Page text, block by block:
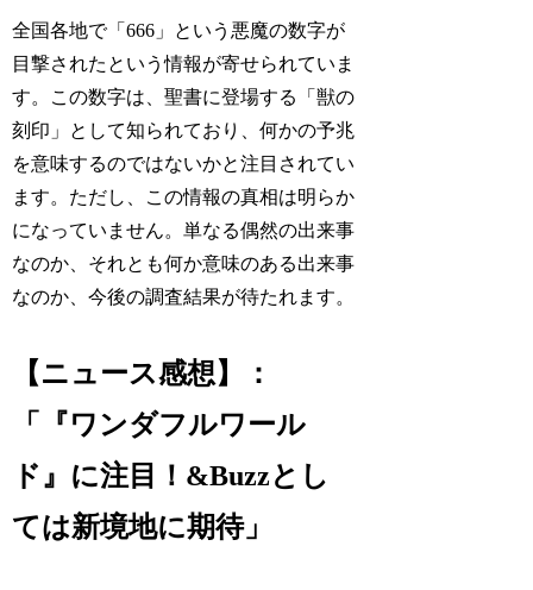
全国各地で「666」という悪魔の数字が
目撃されたという情報が寄せられていま
す。この数字は、聖書に登場する「獣の
刻印」として知られており、何かの予兆
を意味するのではないかと注目されてい
ます。ただし、この情報の真相は明らか
になっていません。単なる偶然の出来事
なのか、それとも何か意味のある出来事
なのか、今後の調査結果が待たれます。
【ニュース感想】：
「『ワンダフルワール
ド』に注目！&Buzzとし
ては新境地に期待」